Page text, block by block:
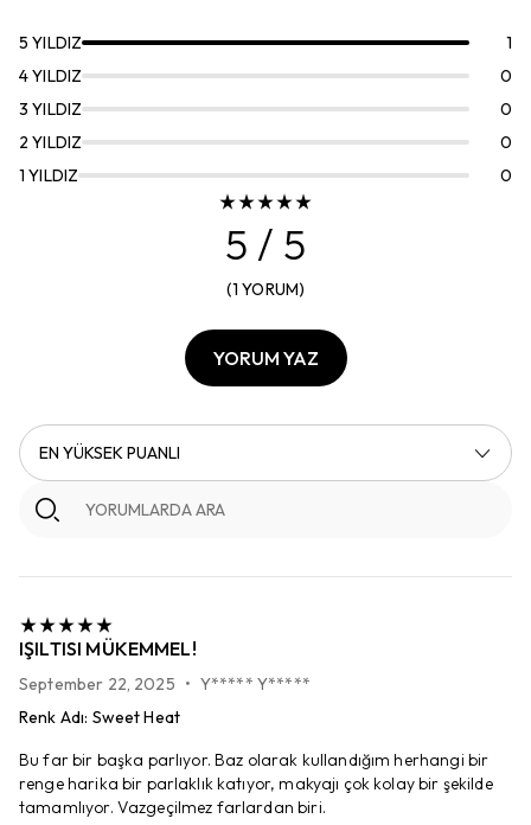
5 YILDIZ
1
4YILDIZ
0
3 YILDIZ
0
2 YILDIZ
0
1 YILDIZ 0
5 / 5
(1 YORUM)
YORUM YAZ
EN YÜKSEK PUANLI
IŞILTISI MÜKEMMEL!
September 22, 2025 • Y***** Y*****
Renk Adı: Sweet Heat
Bu far bir başka parlıyor. Baz olarak kullandığım herhangi bir
renge harika bir parlaklık katıyor, makyajı çok kolay bir şekilde
tamamlıyor. Vazgeçilmez farlardan biri.